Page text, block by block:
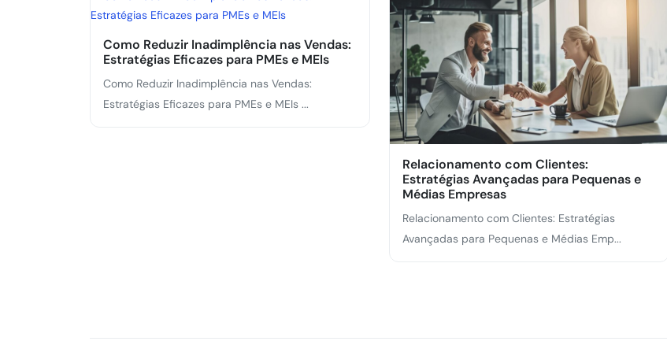
Como Reduzir Inadimplência nas Vendas:
Estratégias Eficazes para PMEs e MEIs
Como Reduzir Inadimplência nas Vendas:
Estratégias Eficazes para PMEs e MEIs ...
Relacionamento com Clientes:
Estratégias Avançadas para Pequenas e
Médias Empresas
Relacionamento com Clientes: Estratégias
Avançadas para Pequenas e Médias Emp...